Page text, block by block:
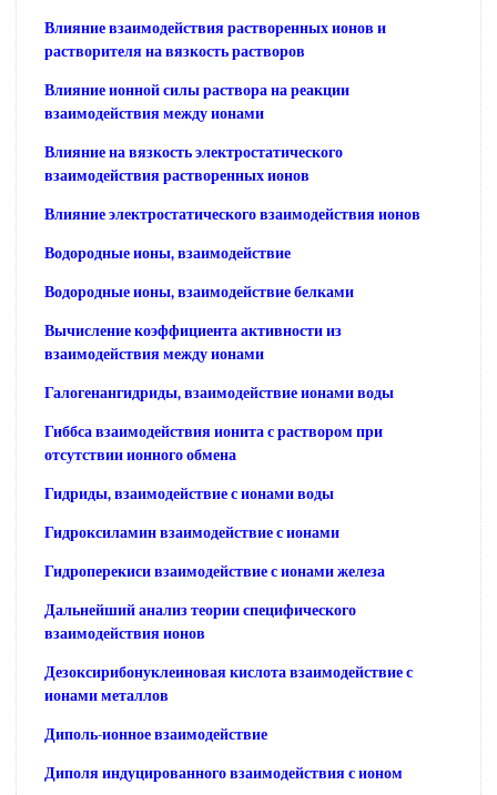
Влияние взаимодействия растворенных ионов и
растворителя на вязкость растворов
Влияние ионной силы раствора на реакции
взаимодействия между ионами
Влияние на вязкость электростатического
взаимодействия растворенных ионов
Влияние электростатического взаимодействия ионов
Водородные ионы, взаимодействие
Водородные ионы, взаимодействие белками
Вычисление коэффициента активности из
взаимодействия между ионами
Галогенангидриды, взаимодействие ионами воды
Гиббса взаимодействия ионита с раствором при
отсутствии ионного обмена
Гидриды, взаимодействие с ионами воды
Гидроксиламин взаимодействие с ионами
Гидроперекиси взаимодействие с ионами железа
Дальнейший анализ теории специфического
взаимодействия ионов
Дезоксирибонуклеиновая кислота взаимодействие с
ионами металлов
Диполь-ионное взаимодействие
Диполя индуцированного взаимодействия с ионом